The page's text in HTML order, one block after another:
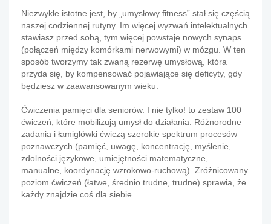
Niezwykle istotne jest, by „umysłowy fitness” stał się częścią
naszej codziennej rutyny. Im więcej wyzwań intelektualnych
stawiasz przed sobą, tym więcej powstaje nowych synaps
(połączeń między komórkami nerwowymi) w mózgu. W ten
sposób tworzymy tak zwaną rezerwę umysłową, która
przyda się, by kompensować pojawiające się deficyty, gdy
będziesz w zaawansowanym wieku.
Ćwiczenia pamięci dla seniorów. I nie tylko! to zestaw 100
ćwiczeń, które mobilizują umysł do działania.
Różnorodne
zadania i łamigłówki ćwiczą szerokie spektrum procesów
poznawczych (pamięć, uwagę, koncentrację, myślenie,
zdolności językowe, umiejętności matematyczne,
manualne, koordynację wzrokowo-ruchową). Zróżnicowany
poziom ćwiczeń (łatwe, średnio trudne, trudne) sprawia, że
każdy znajdzie coś dla siebie.